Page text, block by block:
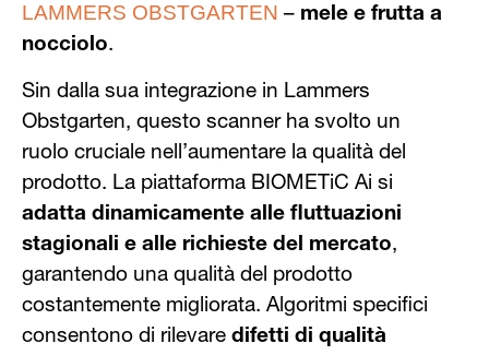
LAMMERS OBSTGARTEN – mele e frutta a
nocciolo.
Sin dalla sua integrazione in Lammers
Obstgarten, questo scanner ha svolto un
ruolo cruciale nell’aumentare la qualità del
prodotto. La piattaforma BIOMETiC Ai si
adatta dinamicamente alle fluttuazioni
stagionali e alle richieste del mercato,
garantendo una qualità del prodotto
costantemente migliorata. Algoritmi specifici
consentono di rilevare difetti di qualità